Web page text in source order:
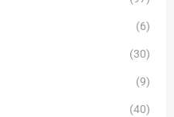
(6)
(30)
(9)
(40)